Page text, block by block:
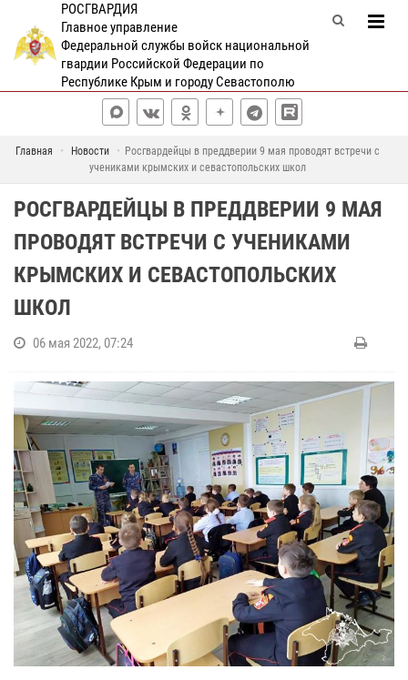
РОСГВАРДИЯ
Главное управление
Федеральной службы войск национальной
гвардии Российской Федерации по
Республике Крым и городу Севастополю
Главная Новости
Росгвардейцы в преддверии 9 мая проводят встречи с
учениками крымских и севастопольских школ
РОСГВАРДЕЙЦЫ В ПРЕДДВЕРИИ 9 МАЯ
ПРОВОДЯТ ВСТРЕЧИ С УЧЕНИКАМИ
КРЫМСКИХ И СЕВАСТОПОЛЬСКИХ
ШКОЛ
06 мая 2022, 07:24